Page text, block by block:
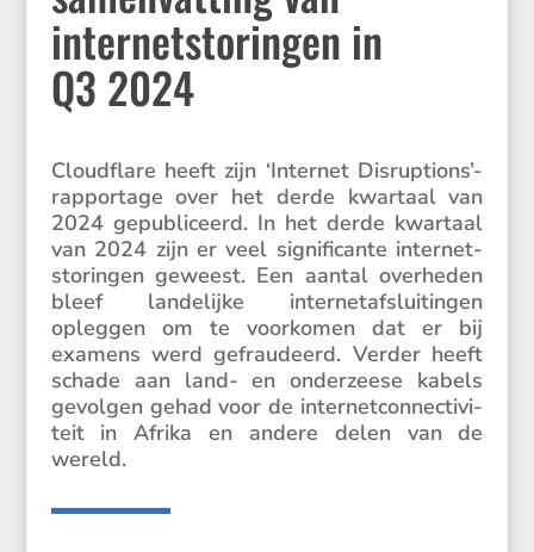
internetstoringen in
Q3 2024
Cloud­flare heeft zijn ‘Internet Disruptions’-
rapportage over het derde kwartaal van
2024 gepubli­ceerd. In het derde kwartaal
van 2024 zijn er veel signi­fi­cante inter­net­
sto­ringen geweest. Een aantal overheden
bleef lande­lijke inter­net­af­slui­tingen
opleggen om te voorkomen dat er bij
examens werd gefrau­deerd. Verder heeft
schade aan land- en onder­zeese kabels
gevolgen gehad voor de inter­net­con­nec­ti­vi­
teit in Afrika en andere delen van de
wereld.